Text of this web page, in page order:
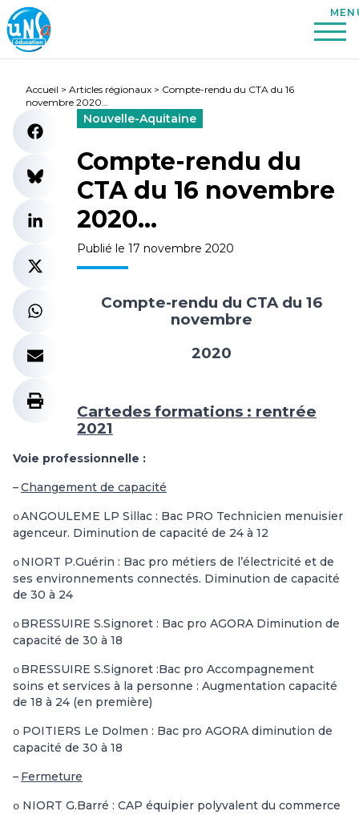
Accueil > Articles régionaux > Compte-rendu du CTA du 16
novembre 2020…
Nouvelle-Aquitaine
Compte-rendu du
CTA du 16 novembre
2020…
Publié le 17 novembre 2020
Compte-rendu du CTA du 16
novembre
2020
Cartedes formations : rentrée
2021
Voie professionnelle :
–Changement de capacité
oANGOULEME LP Sillac : Bac PRO Technicien menuisier
agenceur. Diminution de capacité de 24 à 12
oNIORT P.Guérin : Bac pro métiers de l’électricité et de
ses environnements connectés. Diminution de capacité
de 30 à 24
oBRESSUIRE S.Signoret : Bac pro AGORA Diminution de
capacité de 30 à 18
oBRESSUIRE S.Signoret :Bac pro Accompagnement
soins et services à la personne : Augmentation capacité
de 18 à 24 (en première)
o POITIERS Le Dolmen : Bac pro AGORA diminution de
capacité de 30 à 18
– Fermeture
o NIORT G.Barré : CAP équipier polyvalent du commerce